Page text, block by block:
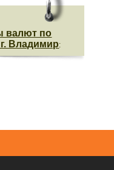
валют по
Владимир: